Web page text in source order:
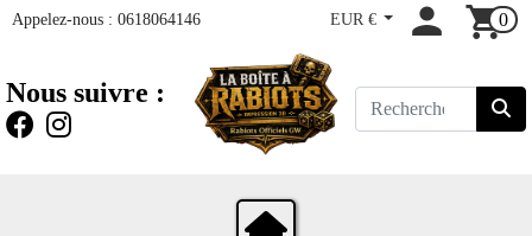
Appelez-nous : 0618064146 EUR € 0
Nous suivre :